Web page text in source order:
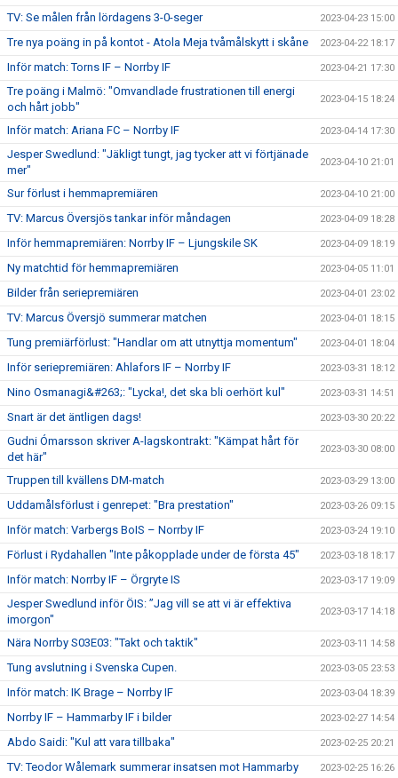
TV: Se målen från lördagens 3-0-seger 2023-04-23 15:00
Tre nya poäng in på kontot - Atola Meja tvåmålskytt i skåne 2023-04-22 18:17
Inför match: Torns IF – Norrby IF 2023-04-21 17:30
Tre poäng i Malmö: "Omvandlade frustrationen till energi
och hårt jobb"
2023-04-15 18:24
Inför match: Ariana FC – Norrby IF 2023-04-14 17:30
Jesper Swedlund: "Jäkligt tungt, jag tycker att vi förtjänade
mer"
2023-04-10 21:01
Sur förlust i hemmapremiären 2023-04-10 21:00
TV: Marcus Översjös tankar inför måndagen 2023-04-09 18:28
Inför hemmapremiären: Norrby IF – Ljungskile SK 2023-04-09 18:19
Ny matchtid för hemmapremiären 2023-04-05 11:01
Bilder från seriepremiären 2023-04-01 23:02
TV: Marcus Översjö summerar matchen 2023-04-01 18:15
Tung premiärförlust: "Handlar om att utnyttja momentum" 2023-04-01 18:04
Inför seriepremiären: Ahlafors IF – Norrby IF 2023-03-31 18:12
Nino Osmanagi&#263;: "Lycka!, det ska bli oerhört kul" 2023-03-31 14:51
Snart är det äntligen dags! 2023-03-30 20:22
Gudni Ómarsson skriver A-lagskontrakt: "Kämpat hårt för
det här"
2023-03-30 08:00
Truppen till kvällens DM-match 2023-03-29 13:00
Uddamålsförlust i genrepet: "Bra prestation" 2023-03-26 09:15
Inför match: Varbergs BoIS – Norrby IF 2023-03-24 19:10
Förlust i Rydahallen "Inte påkopplade under de första 45" 2023-03-18 18:17
Inför match: Norrby IF – Örgryte IS 2023-03-17 19:09
Jesper Swedlund inför ÖIS: ”Jag vill se att vi är effektiva
imorgon"
2023-03-17 14:18
Nära Norrby S03E03: "Takt och taktik" 2023-03-11 14:58
Tung avslutning i Svenska Cupen. 2023-03-05 23:53
Inför match: IK Brage – Norrby IF 2023-03-04 18:39
Norrby IF – Hammarby IF i bilder 2023-02-27 14:54
Abdo Saidi: "Kul att vara tillbaka" 2023-02-25 20:21
TV: Teodor Wålemark summerar insatsen mot Hammarby 2023-02-25 16:26